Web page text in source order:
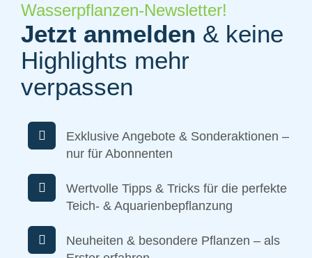
Wasserpflanzen-Newsletter!
Jetzt anmelden & keine
Highlights mehr
verpassen
Exklusive Angebote & Sonderaktionen –
nur für Abonnenten
Wertvolle Tipps & Tricks für die perfekte
Teich- & Aquarienbepflanzung
Neuheiten & besondere Pflanzen – als